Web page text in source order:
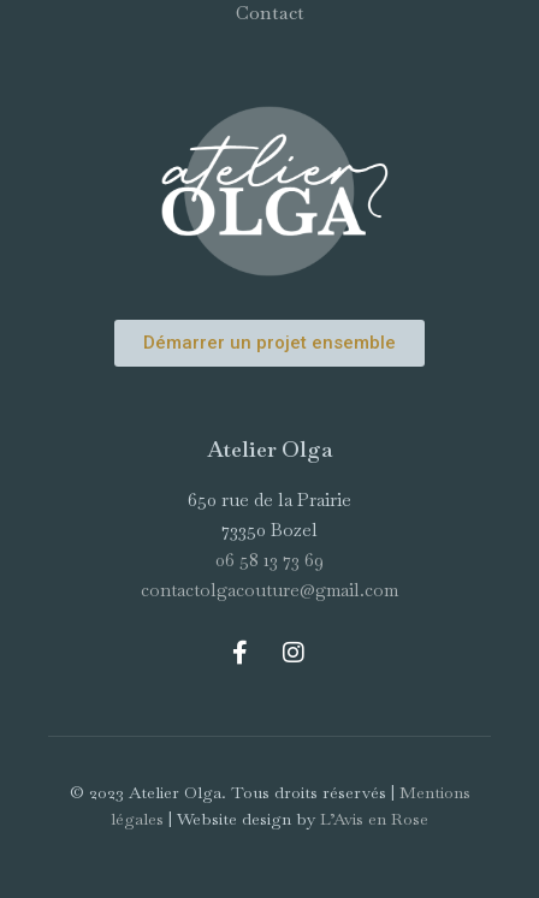
Contact
Démarrer un projet ensemble
Atelier Olga
650 rue de la Prairie
73350 Bozel
06 58 13 73 69
contactolgacouture@gmail.com
© 2023 Atelier Olga. Tous droits réservés | Mentions
légales | Website design by L’Avis en Rose